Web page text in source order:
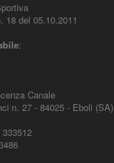
18 del 05.10.2011
:
Canale
n. 27 - 84025 - Eboli (SA)